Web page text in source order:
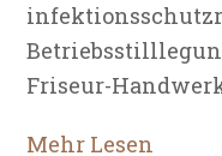
Friseur-
Mehr Lesen